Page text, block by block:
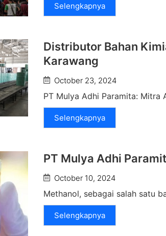
Selengkapnya
Distributor Bahan
Karawang
October 23, 2024
PT Mulya Adhi Paramita: Mitra
Selengkapnya
PT Mulya Adhi
October 10, 2024
Methanol, sebagai salah satu
Selengkapnya